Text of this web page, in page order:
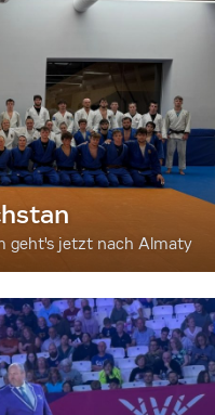
geht's jetzt nach Almaty